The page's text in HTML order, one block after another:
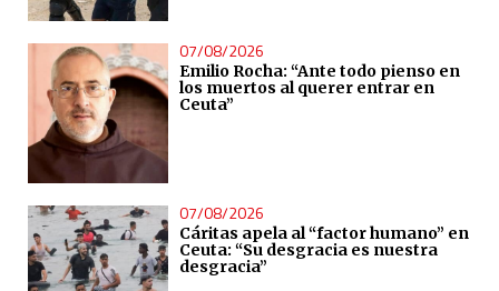
07/08/2026
Emilio Rocha: “Ante todo pienso en
los muertos al querer entrar en
Ceuta”
07/08/2026
Cáritas apela al “factor humano” en
Ceuta: “Su desgracia es nuestra
desgracia”